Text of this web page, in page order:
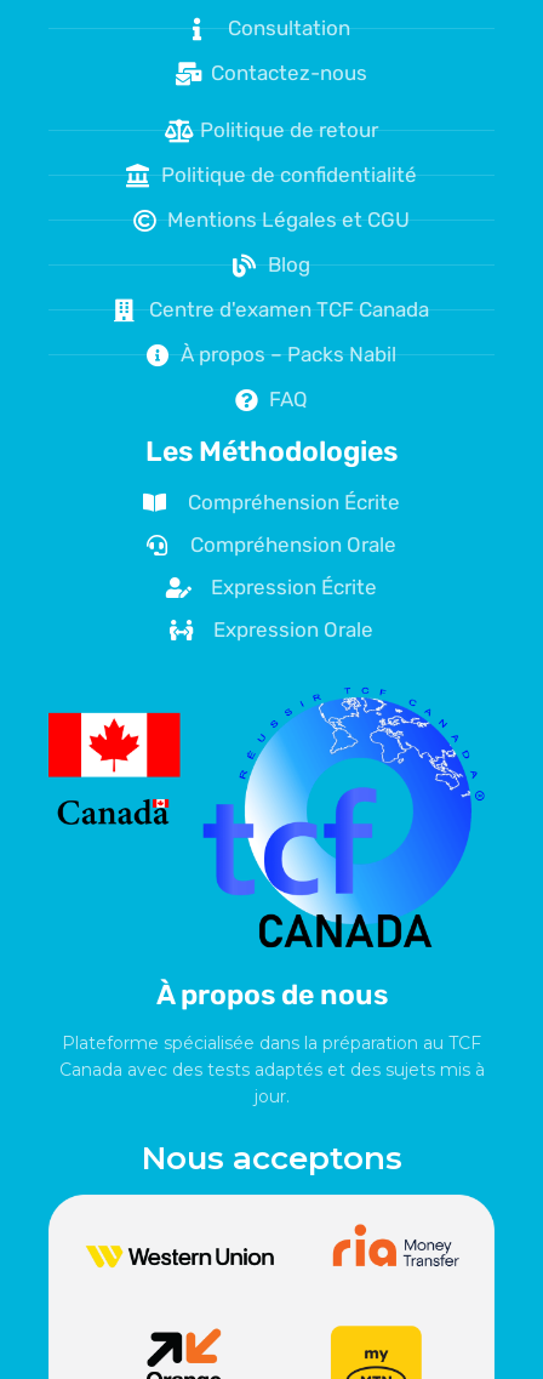
Consultation
Contactez-nous
Politique de retour
Politique de confidentialité
Mentions Légales et CGU
Blog
Centre d'examen TCF Canada
À propos – Packs Nabil
FAQ
Les Méthodologies
Compréhension Écrite
Compréhension Orale
Expression Écrite
Expression Orale
À propos de nous
Plateforme spécialisée dans la préparation au TCF
Canada avec des tests adaptés et des sujets mis à
jour.
Nous acceptons